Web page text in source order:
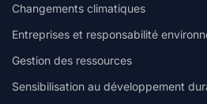
Changements climatiques
Entreprises et responsabilité
Gestion des ressources
Sensibilisation au développement